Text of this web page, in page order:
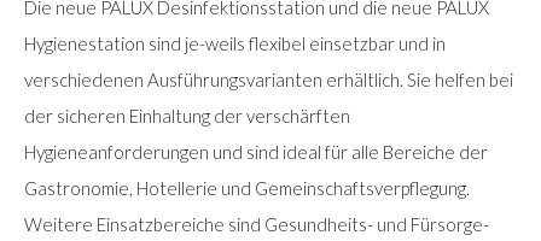
Die neue PALUX Desinfektionsstation und die neue PALUX
Hygienestation sind je-weils flexibel einsetzbar und in
verschiedenen Ausführungsvarianten erhältlich. Sie helfen bei
der sicheren Einhaltung der verschärften
Hygieneanforderungen und sind ideal für alle Bereiche der
Gastronomie, Hotellerie und Gemeinschaftsverpflegung.
Weitere Einsatzbereiche sind Gesundheits- und Fürsorge-